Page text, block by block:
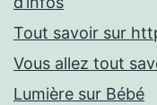
Tout savoir sur
Vous allez tout
Lumière sur Bébé